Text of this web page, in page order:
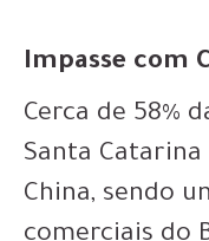
Impasse com
Cerca de 58%
Santa
China, sendo